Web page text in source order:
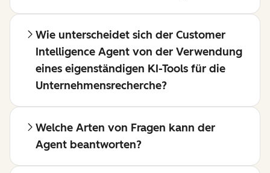
Wie unterscheidet sich der Customer
Intelligence Agent von der Verwendung
eines eigenständigen KI-Tools für die
Unternehmensrecherche?
Welche Arten von Fragen kann der
Agent beantworten?